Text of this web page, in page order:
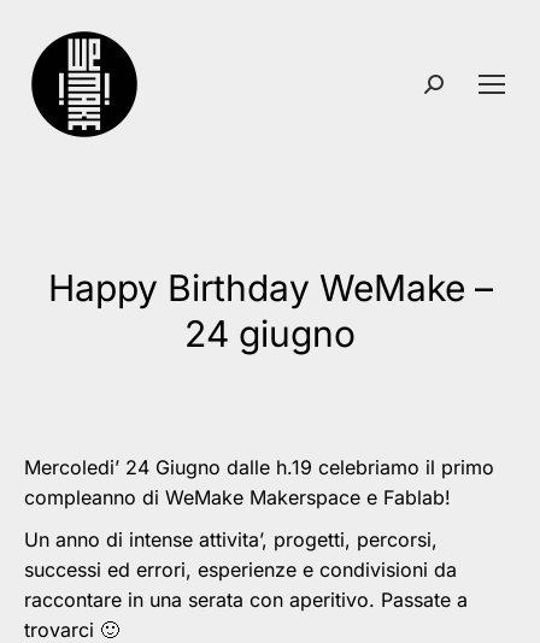
Search:
Happy Birthday WeMake –
24 giugno
You are here:
Mercoledi’ 24 Giugno dalle h.19 celebriamo il primo
compleanno di WeMake Makerspace e Fablab!
Un anno di intense attivita’, progetti, percorsi,
successi ed errori, esperienze e condivisioni da
raccontare in una serata con aperitivo. Passate a
trovarci 🙂